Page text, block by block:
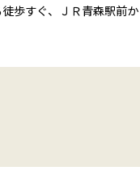
歩すぐ、ＪＲ青森駅前か